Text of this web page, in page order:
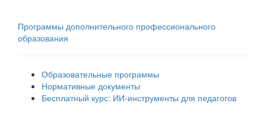
Программы дополнительного профессионального
образования
Образовательные программы
Нормативные документы
Бесплатный курс: ИИ‑инструменты для педагогов